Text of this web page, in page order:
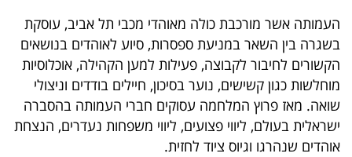
דרושים
ניוזלטרים
העמותה אשר מורכבת כולה מאוהדי מכבי תל אביב, עוסקת
בשגרה בין השאר במניעת ספסרות, סיוע לאוהדים בנושאים
הקשורים לחיבור לקבוצה, פעילות למען הקהילה, אוכלוסיות
מוחלשות כגון קשישים, נוער בסיכון, חיילים בודדים וניצולי
שואה. מאז פרוץ המלחמה עסוקים חברי העמותה בהסברה
ישראלית בעולם, ליווי פצועים, ליווי משפחות נעדרים, הנצחת
אוהדים שנהרגו וגיוס ציוד לחזית.